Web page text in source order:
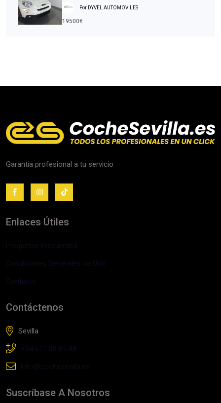
Por DYVEL AUTOMOVILES
19500€
Garantía profesional a tu servicio
Enlaces Útiles
Preguntas Frecuentes
Condiciones Generales de Uso
Contacto
Contáctenos
Sevilla
+34 611 88 85 88
info@cochesevilla.es
Suscríbase A Nosotros